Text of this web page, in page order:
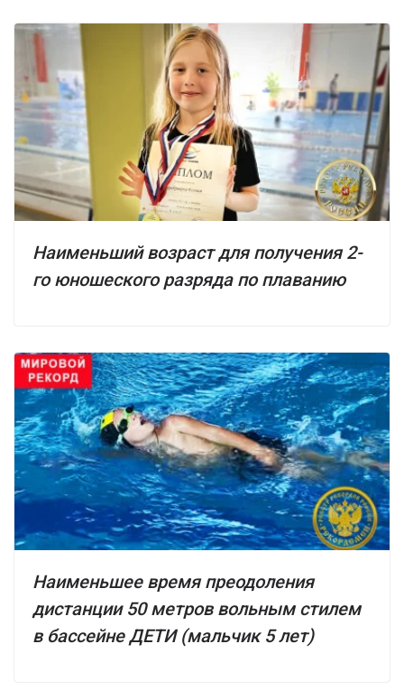
Наименьший возраст для получения 2-
го юношеского разряда по плаванию
Наименьшее время преодоления
дистанции 50 метров вольным стилем
в бассейне ДЕТИ (мальчик 5 лет)